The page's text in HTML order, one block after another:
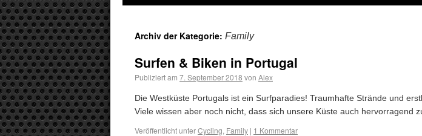
Archiv der Kategorie: Family
Surfen & Biken in Portugal
Publiziert am 7. September 2018 von Alex
Die Westküste Portugals ist ein Surfparadies! Traumhafte Strände und
Viele wissen aber noch nicht, dass sich unsere Küste auch hervorragend
Veröffentlicht unterCycling, Family | 1 Kommentar